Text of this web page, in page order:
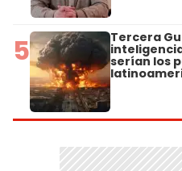
5 Tercera
serían los